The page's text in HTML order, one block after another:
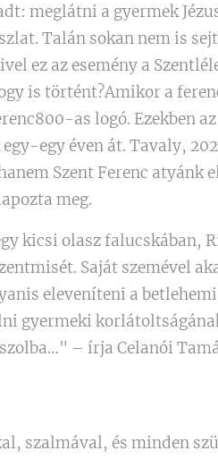
meglátni a gyermek
Talán sokan nem is
ez az esemény a
is történt?Amikor a
as logó. Ezekben az
egy éven át. Tavaly,
Szent Ferenc atyánk
meg.
kicsi olasz falucskában,
Saját szemével
eleveníteni a
gyermeki
– írja Celanói
szalmával, és minden